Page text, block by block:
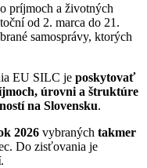
príjmoch a životných
od 2. marca do 21.
samosprávy, ktorých
EU SILC je poskytovať
úrovni a štruktúre
na Slovensku.
2026 vybraných takmer
Do zisťovania je
.